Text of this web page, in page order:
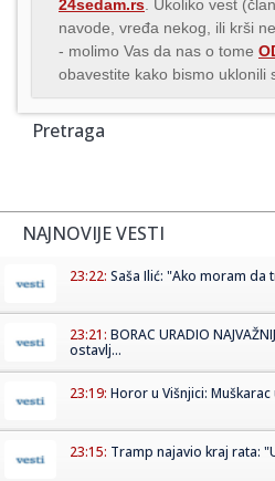
24sedam.rs . Ukoliko vest
navode, vređa nekog, ili krši
- molimo Vas da nas o tome
obavestite kako bismo uklonili
Pretraga
NAJNOVIJE VESTI
23:22: Saša Ilić: "Ako moram da
23:21: BORAC URADIO
ostavlj...
23:19: Horor u Višnjici:
23:15: Tramp najavio kraj rata: